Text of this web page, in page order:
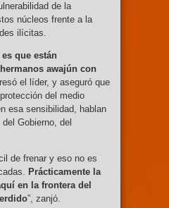
de la
núcleos frente a la
ilícitas.
que están
awajún con
el líder, y aseguró que
del medio
esa sensibilidad, hablan
Gobierno, del
de frenar y eso no es
Prácticamente la
en la frontera del
”, zanjó.